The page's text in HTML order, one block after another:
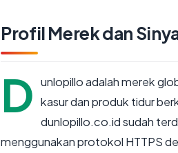
Profil Merek dan
D unlopillo adalah merek
kasur dan produk tidur
dunlopillo.co.id sudah
menggunakan protokol HTTPS